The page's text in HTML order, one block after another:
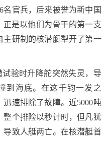
官兵，后来被誉为新中国
正是以他们为骨干的第一支
研制的核潜艇犁开了第一
验时升降舵突然失灵，导
到海底。在这千钧一发之
速排除了故障。近5000吨
整个排险以秒计时，但凡犹
致人艇两亡。在核潜艇首